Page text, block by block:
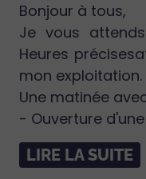
Bonjour à tous,
Je vous
Heures
mon
Une matinée
- Ouverture d'une
LIRE LA SUITE